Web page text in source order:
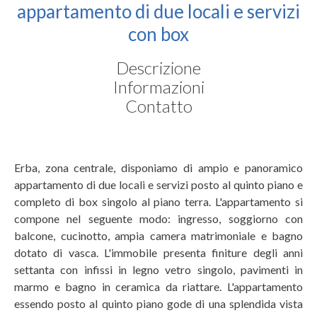
appartamento di due locali e servizi
con box
Descrizione
Informazioni
Contatto
Erba, zona centrale, disponiamo di ampio e panoramico
appartamento di due locali e servizi posto al quinto piano e
completo di box singolo al piano terra. L'appartamento si
compone nel seguente modo: ingresso, soggiorno con
balcone, cucinotto, ampia camera matrimoniale e bagno
dotato di vasca. L'immobile presenta finiture degli anni
settanta con infissi in legno vetro singolo, pavimenti in
marmo e bagno in ceramica da riattare. L'appartamento
essendo posto al quinto piano gode di una splendida vista